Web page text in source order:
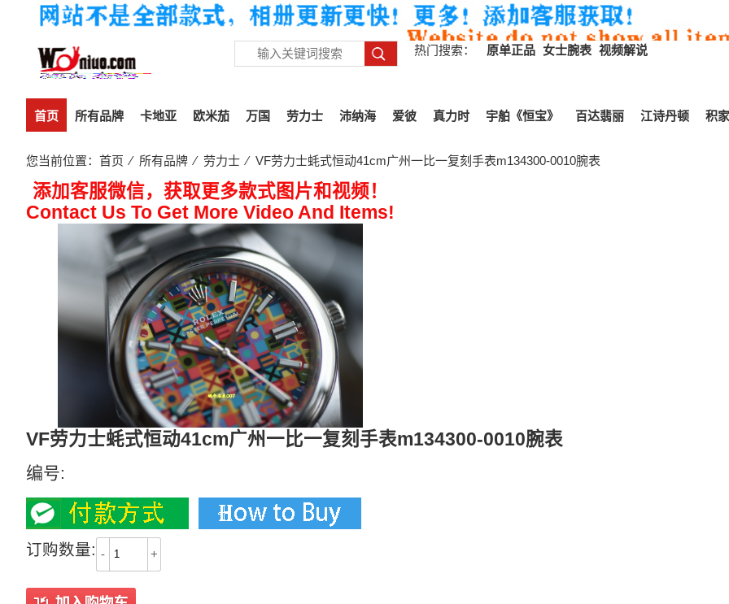
热门搜索： 原单正品 女士腕表 视频解说
首页 所有品牌 卡地亚 欧米茄 万国 劳力士 沛纳海 爱彼 真力时 宇舶《恒宝》 百达翡丽 江诗丹顿 积家
您当前位置： 首页 ⁄ 所有品牌 ⁄ 劳力士 ⁄ VF劳力士蚝式恒动41cm广州一比一复刻手表m134300-0010腕表
添加客服微信，获取更多款式图片和视频！
Contact Us To Get More Video And Items!
VF劳力士蚝式恒动41cm广州一比一复刻手表m134300-0010腕表
编号:
订购数量: - +